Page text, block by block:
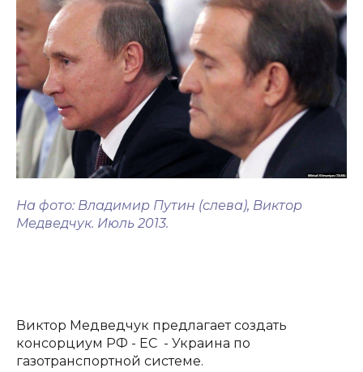
На фото: Владимир Путин (слева), Виктор
Медведчук. Июль 2013.
Виктор Медведчук предлагает создать
консорциум РФ - ЕС - Украина по
газотранспортной системе.